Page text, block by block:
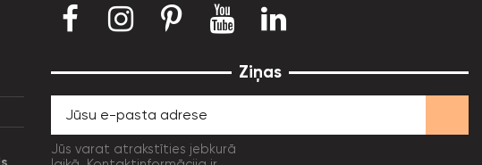
Ziņas
Jūs varat atrakstīties jebkurā